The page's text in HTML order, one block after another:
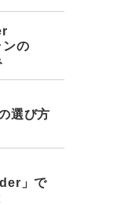
ンの
選び方
」で